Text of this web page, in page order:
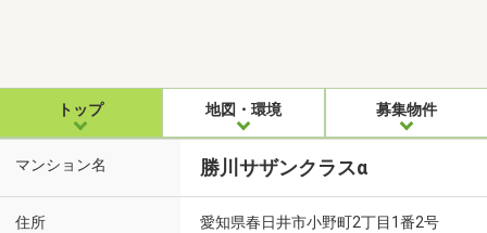
トップ 地図・環境 募集物件
マンション名 勝川サザンクラスα
住所 愛知県春日井市小野町2丁目1番2号